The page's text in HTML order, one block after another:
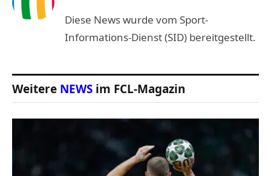
Diese News wurde vom Sport-
Informations-Dienst (SID) bereitgestellt.
Weitere NEWS im FCL-Magazin